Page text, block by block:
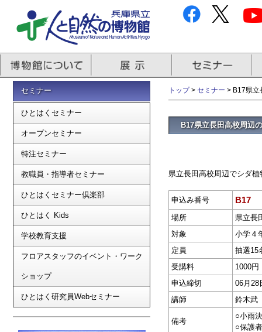
セミナー
ひとはくセミナー
オープンセミナー
特注セミナー
教職員・指導者セミナー
ひとはくセミナー倶楽部
ひとはく Kids
学校教育支援
フロアスタッフのイベント・ワーク
ショップ
ひとはく研究員Webセミナー
トップ> セミナー > B17県立
B17県立長田高校周辺
県立長田高校周辺でシダ
申込み番号 B17
場所
県立長
対象
小学４
定員
抽選15
受講料
1000円
申込締切
06月28
講師
鈴木武
備考
○小雨
○保護